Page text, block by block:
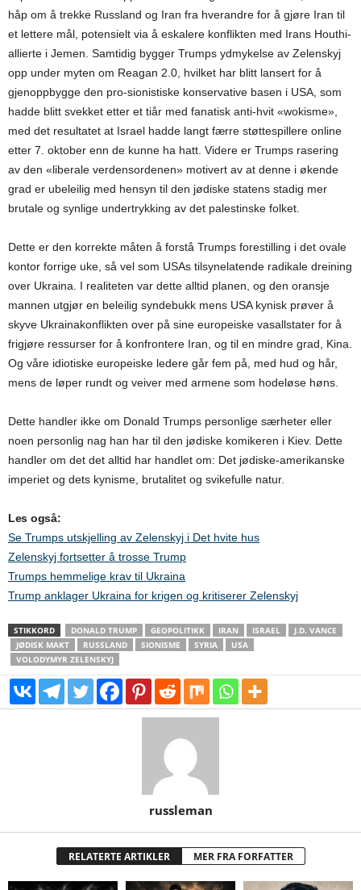
håp om å trekke Russland og Iran fra hverandre for å gjøre Iran til
et lettere mål, potensielt via å eskalere konflikten med Irans Houthi-
allierte i Jemen. Samtidig bygger Trumps ydmykelse av Zelenskyj
opp under myten om Reagan 2.0, hvilket har blitt lansert for å
gjenoppbygge den pro-sionistiske konservative basen i USA, som
hadde blitt svekket etter et tiår med fanatisk anti-hvit «wokisme»,
med det resultatet at Israel hadde langt færre støttespillere online
etter 7. oktober enn de kunne ha hatt. Videre er Trumps rasering
av den «liberale verdensordenen» motivert av at denne i økende
grad er ubeleilig med hensyn til den jødiske statens stadig mer
brutale og synlige undertrykking av det palestinske folket.
Dette er den korrekte måten å forstå Trumps forestilling i det ovale
kontor forrige uke, så vel som USAs tilsynelatende radikale dreining
over Ukraina. I realiteten var dette alltid planen, og den oransje
mannen utgjør en beleilig syndebukk mens USA kynisk prøver å
skyve Ukrainakonflikten over på sine europeiske vasallstater for å
frigjøre ressurser for å konfrontere Iran, og til en mindre grad, Kina.
Og våre idiotiske europeiske ledere går fem på, med hud og hår,
mens de løper rundt og veiver med armene som hodeløse høns.
Dette handler ikke om Donald Trumps personlige særheter eller
noen personlig nag han har til den jødiske komikeren i Kiev. Dette
handler om det det alltid har handlet om: Det jødiske-amerikanske
imperiet og dets kynisme, brutalitet og svikefulle natur.
Les også:
Se Trumps utskjelling av Zelenskyj i Det hvite hus
Zelenskyj fortsetter å trosse Trump
Trumps hemmelige krav til Ukraina
Trump anklager Ukraina for krigen og kritiserer Zelenskyj
STIKKORD DONALD TRUMP GEOPOLITIKK IRAN ISRAEL
J.D. VANCE
JØDISK MAKT
RUSSLAND SIONISME SYRIA
USA
VOLODYMYR ZELENSKYJ
russleman
RELATERTE ARTIKLER MER FRA FORFATTER